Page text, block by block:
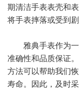
期清洁手表表壳和
将手表摔落或受到
雅典手表作为一
准确性和品质保证
方法可以帮助我们
寿命。因此，及时